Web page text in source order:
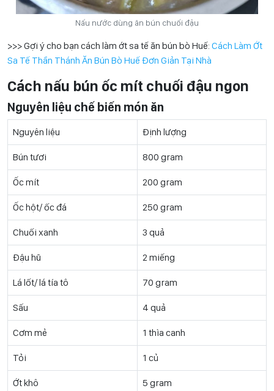
Nấu nước dùng ăn bún chuối đậu
>>> Gợi ý cho bạn cách làm ớt sa tế ăn bún bò Huế: Cách Làm Ớt
Sa Tế Thần Thánh Ăn Bún Bò Huế Đơn Giản Tại Nhà
Cách nấu bún ốc mít chuối đậu ngon
Nguyên liệu chế biến món ăn
Nguyên liệu Định lượng
Bún tươi 800 gram
Ốc mít 200 gram
Ốc hột/ ốc đá 250 gram
Chuối xanh 3 quả
Đậu hũ 2 miếng
Lá lốt/ lá tía tô 70 gram
Sấu 4 quả
Cơm mẻ 1 thìa canh
Tỏi 1 củ
Ớt khô 5 gram